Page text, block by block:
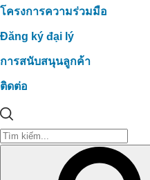
โครงการความร่วมมือ
Đăng ký đại lý
การสนับสนุนลูกค้า
ติดต่อ